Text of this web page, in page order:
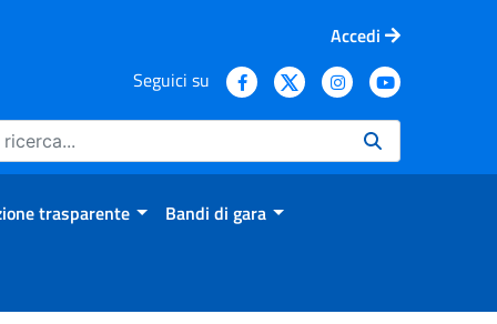
Accedi
Seguici su
trasparente Bandi di gara